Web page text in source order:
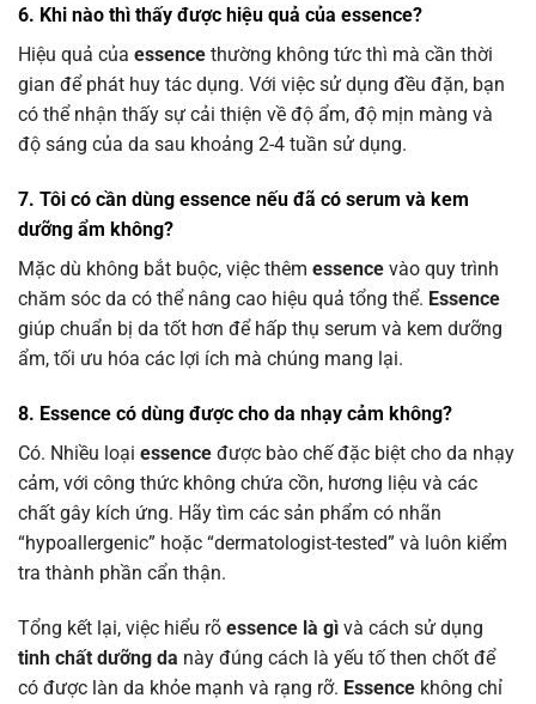
6. Khi nào thì thấy được hiệu quả của essence?
Hiệu quả của essence thường không tức thì mà cần thời
gian để phát huy tác dụng. Với việc sử dụng đều đặn, bạn
có thể nhận thấy sự cải thiện về độ ẩm, độ mịn màng và
độ sáng của da sau khoảng 2-4 tuần sử dụng.
7. Tôi có cần dùng essence nếu đã có serum và kem
dưỡng ẩm không?
Mặc dù không bắt buộc, việc thêm essence vào quy trình
chăm sóc da có thể nâng cao hiệu quả tổng thể. Essence
giúp chuẩn bị da tốt hơn để hấp thụ serum và kem dưỡng
ẩm, tối ưu hóa các lợi ích mà chúng mang lại.
8. Essence có dùng được cho da nhạy cảm không?
Có. Nhiều loại essence được bào chế đặc biệt cho da nhạy
cảm, với công thức không chứa cồn, hương liệu và các
chất gây kích ứng. Hãy tìm các sản phẩm có nhãn
“hypoallergenic” hoặc “dermatologist-tested” và luôn kiểm
tra thành phần cẩn thận.
Tổng kết lại, việc hiểu rõ essence là gì và cách sử dụng
tinh chất dưỡng da này đúng cách là yếu tố then chốt để
có được làn da khỏe mạnh và rạng rỡ. Essence không chỉ